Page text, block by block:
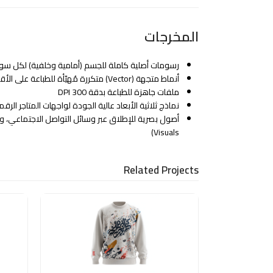
المخرجات
رسومات أصلية كاملة للجسم (أمامية وخلفية) لكل
أنماط متجهة (Vector) متكررة مُهيّأة للطباعة على الأقمشة
ملفات جاهزة للطباعة بدقة 300 DPI
نماذج ثلاثية الأبعاد عالية الجودة لواجهات المتاجر
Visuals)
Related Projects